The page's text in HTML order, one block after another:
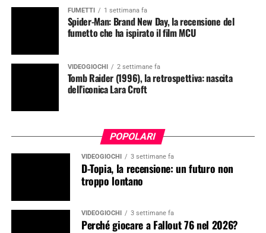
FUMETTI 1 settimana fa
Spider-Man: Brand New Day, la recensione del
fumetto che ha ispirato il film MCU
VIDEOGIOCHI 2 settimane fa
Tomb Raider (1996), la retrospettiva: nascita
dell’iconica Lara Croft
POPOLARI
VIDEOGIOCHI 3 settimane fa
D-Topia, la recensione: un futuro non
troppo lontano
VIDEOGIOCHI 3 settimane fa
Perché giocare a Fallout 76 nel 2026?